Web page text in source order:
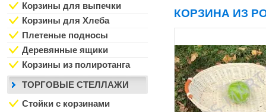
КОРЗИНА ИЗ
Корзины для выпечки
Корзины для Хлеба
Плетеные подносы
Деревянные ящики
Корзины из полиротанга
ТОРГОВЫЕ СТЕЛЛАЖИ
Стойки с корзинами